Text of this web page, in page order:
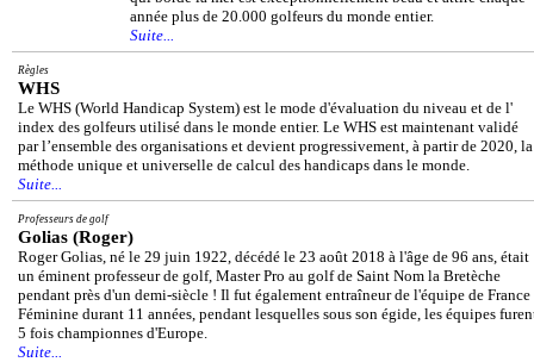
année plus de 20.000 golfeurs du monde entier.
Suite...
Règles
WHS
Le WHS (World Handicap System) est le mode d'évaluation du niveau et de l'
index des golfeurs utilisé dans le monde entier. Le WHS est maintenant validé
par l’ensemble des organisations et devient progressivement, à partir de 2020, la
méthode unique et universelle de calcul des handicaps dans le monde.
Suite...
Professeurs de golf
Golias (Roger)
Roger Golias, né le 29 juin 1922, décédé le 23 août 2018 à l'âge de 96 ans, était
un éminent professeur de golf, Master Pro au golf de Saint Nom la Bretèche
pendant près d'un demi-siècle ! Il fut également entraîneur de l'équipe de France
Féminine durant 11 années, pendant lesquelles sous son égide, les équipes
5 fois championnes d'Europe.
Suite...